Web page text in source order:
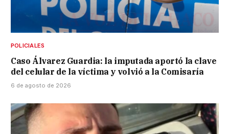
POLICIALES
Caso Álvarez Guardia: la imputada aportó la clave
del celular de la víctima y volvió a la Comisaría
6 de agosto de 2026